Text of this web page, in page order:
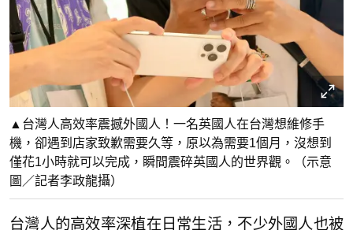
▲台灣人高效率震撼外國人！一名英國人在台灣想維修手
機，卻遇到店家致歉需要久等，原以為需要1個月，沒想到
僅花1小時就可以完成，瞬間震碎英國人的世界觀。（示意
圖／記者李政龍攝）
台灣人的高效率深植在日常生活，不少外國人也被